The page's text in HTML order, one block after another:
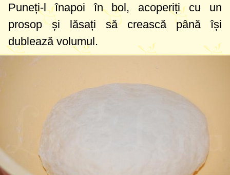
Puneți-l înapoi în bol, acoperiți cu un
prosop și lăsați să crească până își
dublează volumul.